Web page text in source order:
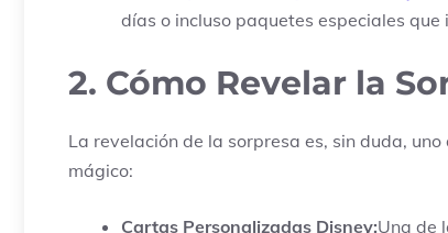
días o incluso paquetes especiales
2. Cómo Revelar la
La revelación de la sorpresa es, sin duda,
mágico:
Cartas Personalizadas Disney:Una de